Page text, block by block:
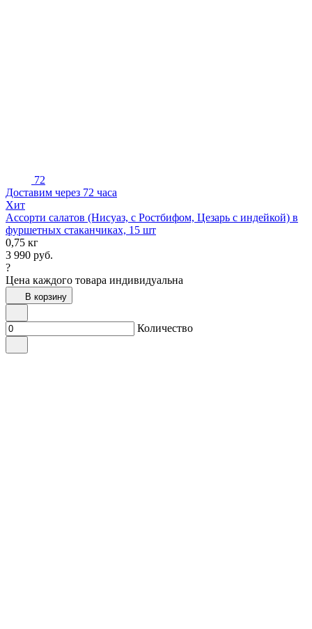
72
Доставим через 72 часа
Хит
Ассорти салатов (Нисуаз, с Ростбифом, Цезарь с индейкой) в
фуршетных стаканчиках, 15 шт
0,75 кг
3 990 руб.
?
Цена каждого товара индивидуальна
В корзину
Количество